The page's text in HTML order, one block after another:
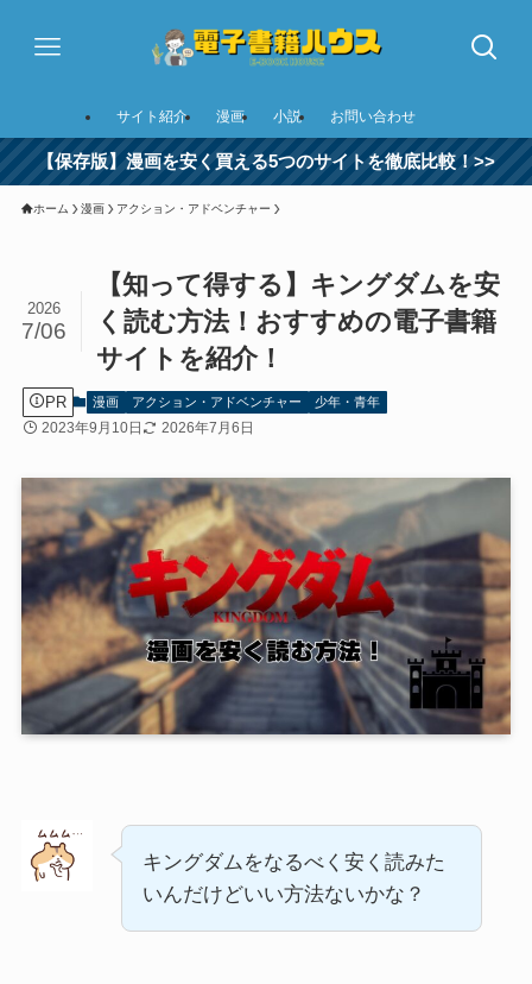
サイト紹介 漫画 小説 お問い合わせ
【保存版】漫画を安く買える5つのサイトを徹底比較！>>
ホーム 漫画 アクション・アドベンチャー
【知って得する】キングダムを安
く読む方法！おすすめの電子書籍
サイトを紹介！
2026
7/06
PR 漫画 アクション・アドベンチャー 少年・青年
2023年9月10日 2026年7月6日
キングダムをなるべく安く読みた
いんだけどいい方法ないかな？